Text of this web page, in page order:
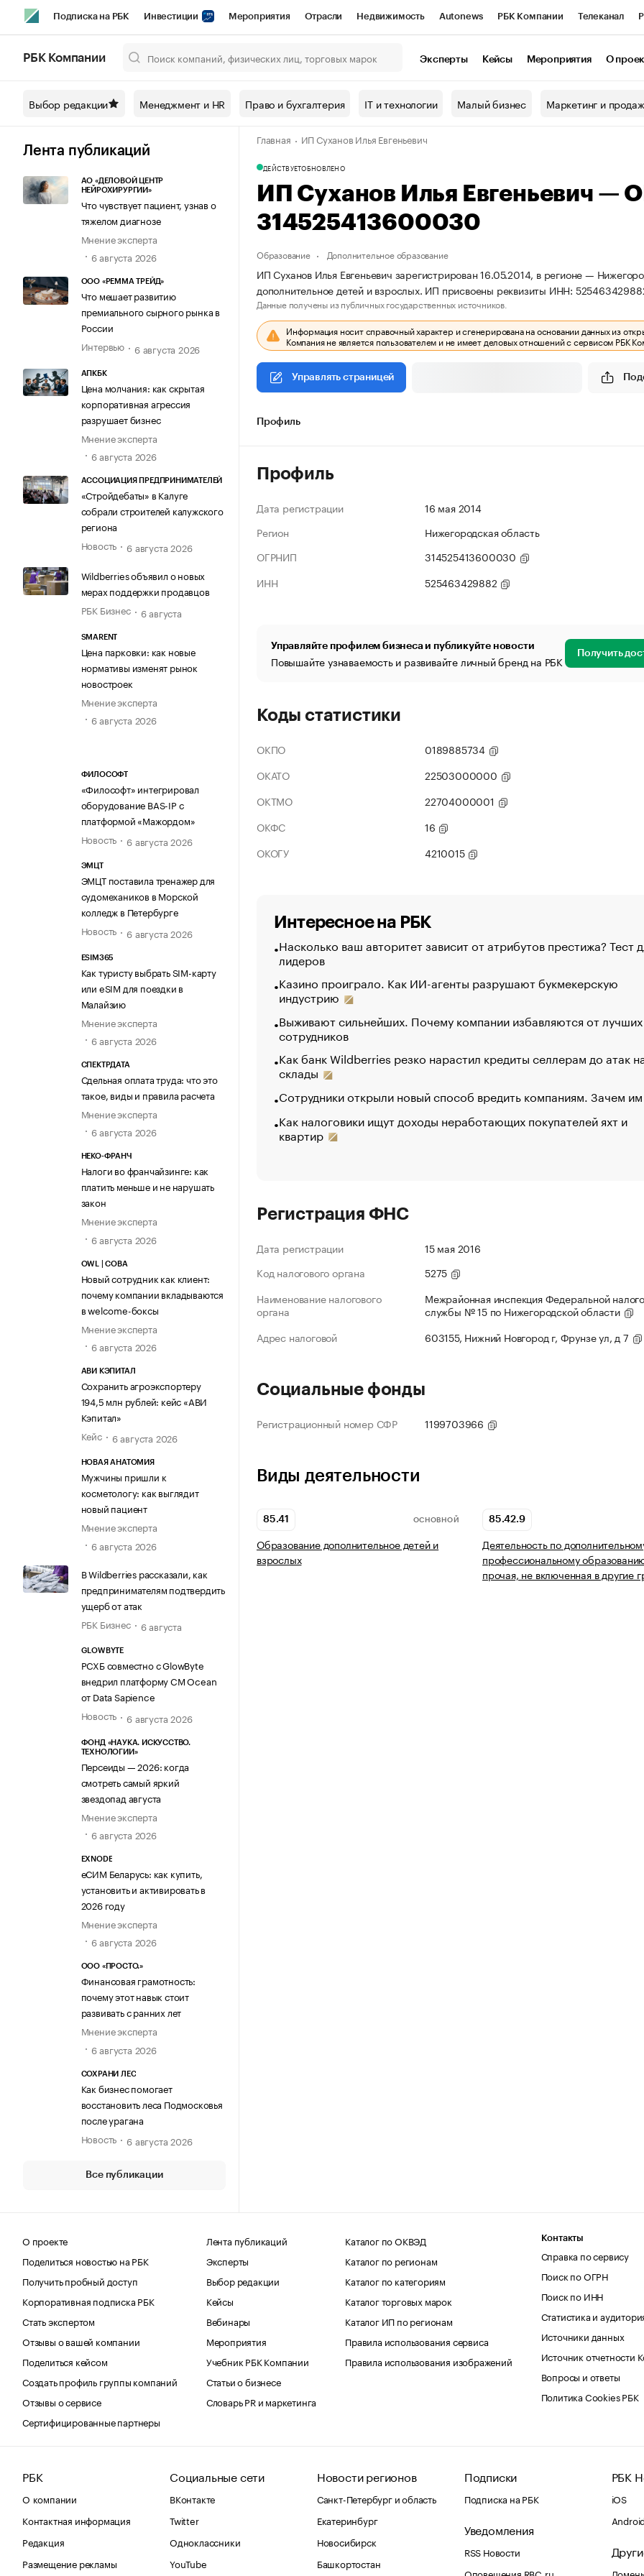
Подписка на РБК Инвестиции Мероприятия Отрасли Недвижимость Autonews РБК Компании Телеканал
Спецпроекты СПб Конференции СПб Спецпроекты Проверка контрагентов
Технологии и медиа Рынок наличной валюты
РБК Компании Эксперты Кейсы Мероприятия О
Выбор редакции Менеджмент и HR Право и бухгалтерия IT и технологии Малый бизнес Маркетинг и
Лента публикаций
АО «ДЕЛОВОЙ ЦЕНТР
НЕЙРОХИРУРГИИ»
Что чувствует пациент, узнав о
тяжелом диагнозе
Мнение эксперта
6 августа 2026
ООО «РЕММА ТРЕЙД»
Что мешает развитию
премиального сырного рынка в
России
Интервью
6 августа 2026
АПКБК
Цена молчания: как скрытая
корпоративная агрессия
разрушает бизнес
Мнение эксперта
6 августа 2026
АССОЦИАЦИЯ ПРЕДПРИНИМАТЕЛЕЙ
«Стройдебаты» в Калуге
собрали строителей калужского
региона
Новость
6 августа 2026
Wildberries объявил о новых
мерах поддержки продавцов
РБК Бизнес
6 августа
SMARENT
Цена парковки: как новые
нормативы изменят рынок
новостроек
Мнение эксперта
6 августа 2026
ФИЛОСОФТ
«Философт» интегрировал
оборудование BAS-IP с
платформой «Мажордом»
Новость
6 августа 2026
ЭМЦТ
ЭМЦТ поставила тренажер для
судомехаников в Морской
колледж в Петербурге
Новость
6 августа 2026
ESIM365
Как туристу выбрать SIM-карту
или eSIM для поездки в
Малайзию
Мнение эксперта
6 августа 2026
СПЕКТРДАТА
Сдельная оплата труда: что это
такое, виды и правила расчета
Мнение эксперта
6 августа 2026
НЕКО-ФРАНЧ
Налоги во франчайзинге: как
платить меньше и не нарушать
закон
Мнение эксперта
6 августа 2026
OWL | СОВА
Новый сотрудник как клиент:
почему компании вкладываются
в welcome-боксы
Мнение эксперта
6 августа 2026
АВИ КЭПИТАЛ
Сохранить агроэкспортеру
194,5 млн рублей: кейс «АВИ
Кэпитал»
Кейс
6 августа 2026
НОВАЯ АНАТОМИЯ
Мужчины пришли к
косметологу: как выглядит
новый пациент
Мнение эксперта
6 августа 2026
В Wildberries рассказали, как
предпринимателям подтвердить
ущерб от атак
РБК Бизнес
6 августа
GLOWBYTE
РСХБ совместно с GlowByte
внедрил платформу CM Ocean
от Data Sapience
Новость
6 августа 2026
ФОНД «НАУКА. ИСКУССТВО.
ТЕХНОЛОГИИ»
Персеиды — 2026: когда
смотреть самый яркий
звездопад августа
Мнение эксперта
6 августа 2026
EXNODE
еСИМ Беларусь: как купить,
установить и активировать в
2026 году
Мнение эксперта
6 августа 2026
ООО «ПРОСТО.»
Финансовая грамотность:
почему этот навык стоит
развивать с ранних лет
Мнение эксперта
6 августа 2026
СОХРАНИ ЛЕС
Как бизнес помогает
восстановить леса Подмосковья
после урагана
Новость
6 августа 2026
Все публикации
Главная ИП Суханов Илья Евгеньевич
ДЕЙСТВУЕТОБНОВЛЕНО
ИП Суханов Илья Евгеньевич —
314525413600030
Образование Дополнительное образование
ИП Суханов Илья Евгеньевич зарегистрирован 16.05.2014, в регионе —
дополнительное детей и взрослых. ИП присвоены реквизиты ИНН:
Данные получены из публичных государственных источников.
Информация носит справочный характер и сгенерирована на основании данных из
Компания не является пользователем и не имеет деловых отношений с сервисом РБК
Управлять страницей
Профиль
Профиль
Дата регистрации
16 мая 2014
Регион
Нижегородская область
ОГРНИП
314525413600030
ИНН
525463429882
Управляйте профилем бизнеса и публикуйте новости
Повышайте узнаваемость и развивайте личный бренд на РБК Получить
Коды статистики
ОКПО
0189885734
ОКАТО
22503000000
ОКТМО
22704000001
ОКФС
16
ОКОГУ
4210015
Интересное на РБК
Насколько ваш авторитет зависит от атрибутов престижа? Тест
лидеров
Казино проиграло. Как ИИ-агенты разрушают букмекерскую
индустрию
Выживают сильнейших. Почему компании избавляются от лучших
сотрудников
Как банк Wildberries резко нарастил кредиты селлерам до атак
склады
Сотрудники открыли новый способ вредить компаниям. Зачем
Как налоговики ищут доходы неработающих покупателей яхт и
квартир
Регистрация ФНС
Дата регистрации
15 мая 2016
Код налогового органа
5275
Наименование налогового
органа
Межрайонная инспекция Федеральной
службы № 15 по Нижегородской области
Адрес налоговой
603155, Нижний Новгород г, Фрунзе ул, д 7
Социальные фонды
Регистрационный номер СФР 1199703966
Виды деятельности
85.41 ОСНОВНОЙ
Образование дополнительное детей и
взрослых
85.42.9
Деятельность по
профессиональному
прочая, не включенная в другие
О проекте
Поделиться новостью на РБК
Получить пробный доступ
Корпоративная подписка РБК
Стать экспертом
Отзывы о вашей компании
Поделиться кейсом
Создать профиль группы компаний
Отзывы о сервисе
Сертифицированные партнеры
Лента публикаций
Эксперты
Выбор редакции
Кейсы
Вебинары
Мероприятия
Учебник РБК Компании
Статьи о бизнесе
Словарь PR и маркетинга
Каталог по ОКВЭД
Каталог по регионам
Каталог по категориям
Каталог торговых марок
Каталог ИП по регионам
Правила использования сервиса
Правила использования изображений
Контакты
Справка по сервису
Поиск по ОГРН
Поиск по ИНН
Статистика и
Источники данных
Источник отчетности
Вопросы и ответы
Политика Cookies РБК
РБК
О компании
Контактная информация
Редакция
Размещение рекламы
Социальные сети
ВКонтакте
Twitter
Одноклассники
YouTube
Новости регионов
Санкт-Петербург и область
Екатеринбург
Новосибирск
Башкортостан
Подписки
Подписка на РБК
Уведомления
RSS Новости
Оповещения RBC.ru
РБК
iOS